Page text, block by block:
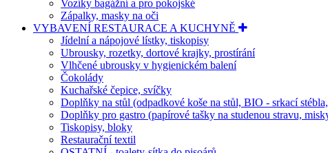
Vozíky bagážní a pro pokojské
Zápalky, masky na oči
VYBAVENÍ RESTAURACE A KUCHYNĚ
Jídelní a nápojové lístky, tiskopisy
Ubrousky, rozetky, dortové krajky, prostírání
Vlhčené ubrousky v hygienickém balení
Čokolády
Kuchařské čepice, svíčky
Doplňky na stůl (odpadkové koše na stůl, BIO - srkací
Doplňky pro gastro (papírové tašky na studenou stravu,
Tiskopisy, bloky
Restaurační textil